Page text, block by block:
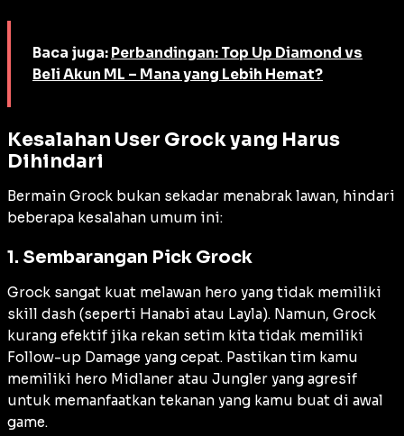
Baca juga: Perbandingan: Top Up Diamond vs
Beli Akun ML – Mana yang Lebih Hemat?
Kesalahan User Grock yang Harus
Dihindari
Bermain Grock bukan sekadar menabrak lawan, hindari
beberapa kesalahan umum ini:
1. Sembarangan Pick Grock
Grock sangat kuat melawan hero yang tidak memiliki
skill dash (seperti Hanabi atau Layla). Namun, Grock
kurang efektif jika rekan setim kita tidak memiliki
Follow-up Damage yang cepat. Pastikan tim kamu
memiliki hero Midlaner atau Jungler yang agresif
untuk memanfaatkan tekanan yang kamu buat di awal
game.